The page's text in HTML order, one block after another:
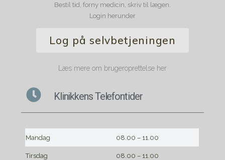
Bestil tid, forny medicin, skriv til lægen.
Login herunder
Log på selvbetjeningen
Læs mere om brugeroprettelse her
Klinikkens Telefontider
Mandag 08.00 – 11.00
Tirsdag 08.00 – 11.00